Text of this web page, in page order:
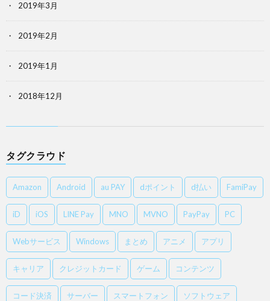
2019年3月
2019年2月
2019年1月
2018年12月
タグクラウド
Amazon Android au PAY dポイント d払い FamiPay
iD iOS LINE Pay MNO MVNO PayPay PC
Webサービス Windows まとめ アニメ アプリ
キャリア クレジットカード ゲーム コンテンツ
コード決済 サーバー スマートフォン ソフトウェア